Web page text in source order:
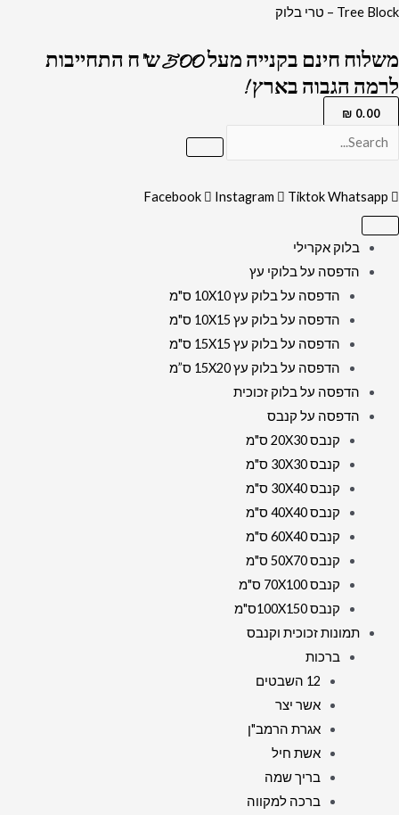
דילוג
Tree Block – טרי בלוק
משלוח חינם בקנייה מעל 500 ש"ח התחייבות
לרמה הגבוה בארץ !
0.00
₪
Facebook Instagram TiktokWhatsapp
בלוק אקרילי
הדפסה על בלוקי עץ
הדפסה על בלוק עץ 10X10 ס"מ
הדפסה על בלוק עץ 10X15 ס"מ
הדפסה על בלוק עץ 15X15 ס"מ
הדפסה על בלוק עץ 15X20 ס”מ
הדפסה על בלוק זכוכית
הדפסה על קנבס
קנבס 20X30 ס"מ
קנבס 30X30 ס"מ
קנבס 30X40 ס"מ
קנבס 40X40 ס"מ
קנבס 60X40 ס"מ
קנבס 50X70 ס"מ
קנבס 70X100 ס"מ
קנבס 100X150ס"מ
תמונות זכוכית וקנבס
ברכות
12 השבטים
אשר יצר
אגרת הרמב"ן
אשת חיל
בריך שמה
ברכה למקווה
כמות
5902
-
ציור
מקרסטיר
על
קנבס
זכוכית
מחוסמת